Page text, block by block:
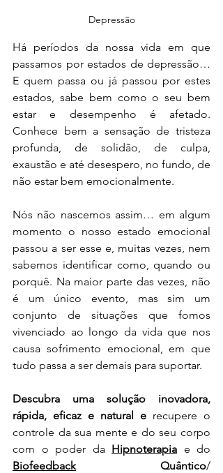
Depressão
Há períodos da nossa vida em que
passamos por estados de depressão…
E quem passa ou já passou por estes
estados, sabe bem como o seu bem
estar e desempenho é afetado.
Conhece bem a sensação de tristeza
profunda, de solidão, de culpa,
exaustão e até desespero, no fundo, de
não estar bem emocionalmente.
Nós não nascemos assim… em algum
momento o nosso estado emocional
passou a ser esse e, muitas vezes, nem
sabemos identificar como, quando ou
porquê. Na maior parte das vezes, não
é um único evento, mas sim um
conjunto de situações que fomos
vivenciado ao longo da vida que nos
causa sofrimento emocional, em que
tudo passa a ser demais para suportar.
Descubra uma solução inovadora,
rápida, eficaz e natural e recupere o
controle da sua mente e do seu corpo
com o poder da Hipnoterapia
Biofeedback Quântico